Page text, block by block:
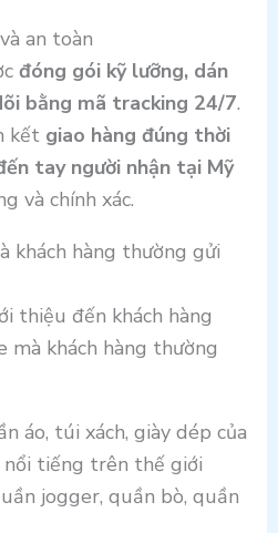
an toàn
đóng gói kỹ lưỡng, dán
bằng mã tracking 24/7.
kết giao hàng đúng thời
tay người nhận tại Mỹ
và chính xác.
khách hàng thường gửi
thiệu đến khách hàng
mà khách hàng thường
áo, túi xách, giày dép của
nổi tiếng trên thế giới
jogger, quần bò, quần